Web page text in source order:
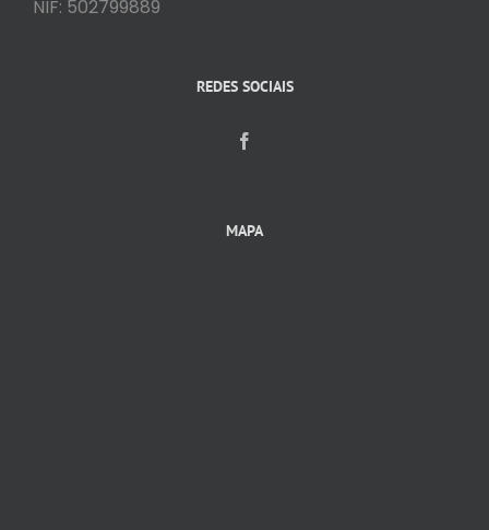
NIF: 502799889
REDES SOCIAIS
MAPA